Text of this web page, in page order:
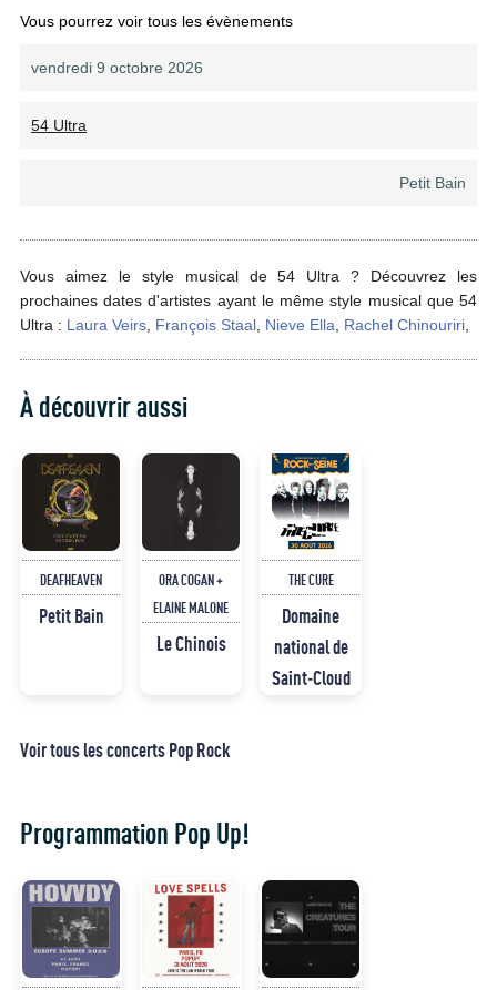
Vous pourrez voir tous les évènements
vendredi 9 octobre 2026
54 Ultra
Petit Bain
Vous aimez le style musical de 54 Ultra ? Découvrez les
prochaines dates d'artistes ayant le même style musical que 54
Ultra : Laura Veirs François Staal Nieve Ella Rachel Chinouriri
À découvrir aussi
DEAFHEAVEN
Petit Bain
ORA COGAN +
ELAINE MALONE
Le Chinois
THE CURE
Domaine
national de
Saint-Cloud
Voir tous les concerts Pop Rock
Programmation Pop Up!